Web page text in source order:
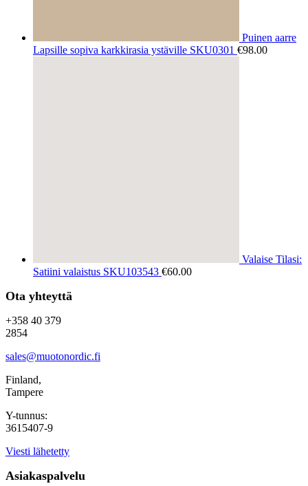
Puinen aarre
Lapsille sopiva karkkirasia ystäville SKU0301 €98.00
Valaise Tilasi:
Satiini valaistus SKU103543 €60.00
Ota yhteyttä
+358 40 379
2854
sales@muotonordic.fi
Finland,
Tampere
Y-tunnus:
3615407-9
Viesti lähetetty
Asiakaspalvelu